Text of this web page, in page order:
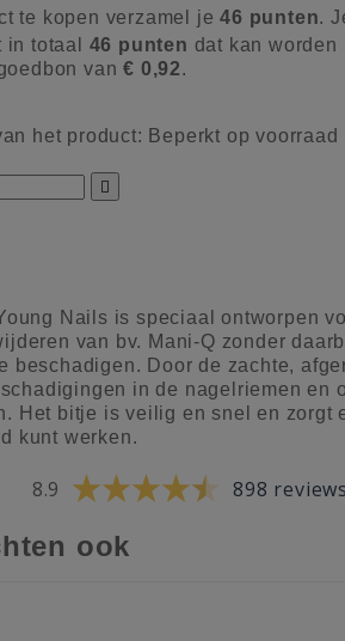
te kopen verzamel je46 punten.
in totaal 46 punten dat kan worden
van€ 0,92.
het product: Beperkt op voorraad

Nails is speciaal ontworpen
van bv. Mani-Q zonder
beschadigen. Door de zachte,
in de nagelriemen en
Het bitje is veilig en snel en zorgt
kunt werken.
8.9 898
ook